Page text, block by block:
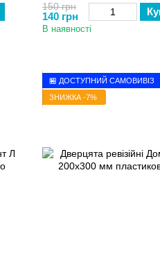
150 грн
140 грн
В наявності
🏪 ДОСТУПНИЙ САМОВИВІЗ
ЗНИЖКА -7%